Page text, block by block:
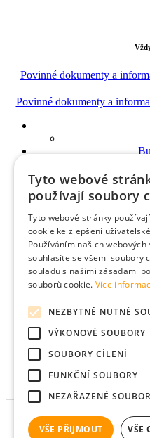
Povinné dokumenty a
Povinné dokumenty a
EB
© UNIVERSAL
InstagramFacebook
Tyto webové
používají soubory
Tyto webové stránky
cookie ke zlepšení
Používáním našich webových
souhlasíte se všemi soubory
souladu s našimi zásadami
souborů cookie. Více
NEZBYTNĚ NUTNÉ
VÝKONOVÉ SOUBORY
SOUBORY CÍLENÍ
FUNKČNÍ SOUBORY
NEZAŘAZENÉ
VŠE PŘIJMOUT VŠE